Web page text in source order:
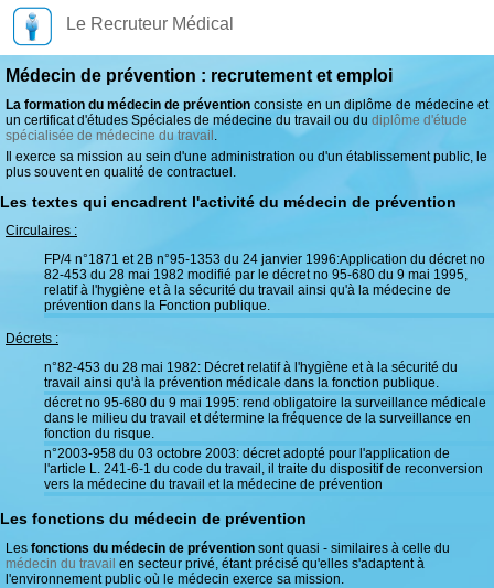
Le Recruteur Médical
Médecin de prévention : recrutement et emploi
La formation du médecin de prévention consiste en un diplôme de médecine et
un certificat d'études Spéciales de médecine du travail ou du diplôme d'étude
spécialisée de médecine du travail .
Il exerce sa mission au sein d'une administration ou d'un établissement public, le
plus souvent en qualité de contractuel.
Les textes qui encadrent l'activité du médecin de prévention
Circulaires :
FP/4 n°1871 et 2B n°95-1353 du 24 janvier 1996:Application du décret no
82-453 du 28 mai 1982 modifié par le décret no 95-680 du 9 mai 1995,
relatif à l'hygiène et à la sécurité du travail ainsi qu'à la médecine de
prévention dans la Fonction publique.
Décrets :
n°82-453 du 28 mai 1982: Décret relatif à l'hygiène et à la sécurité du
travail ainsi qu'à la prévention médicale dans la fonction publique.
décret no 95-680 du 9 mai 1995: rend obligatoire la surveillance médicale
dans le milieu du travail et détermine la fréquence de la surveillance en
fonction du risque.
n°2003-958 du 03 octobre 2003: décret adopté pour l'application de
l'article L. 241-6-1 du code du travail, il traite du dispositif de reconversion
vers la médecine du travail et la médecine de prévention
Les fonctions du médecin de prévention
Les fonctions du médecin de prévention sont quasi - similaires à celle du
médecin du travail en secteur privé, étant précisé qu'elles s'adaptent à
l'environnement public où le médecin exerce sa mission.